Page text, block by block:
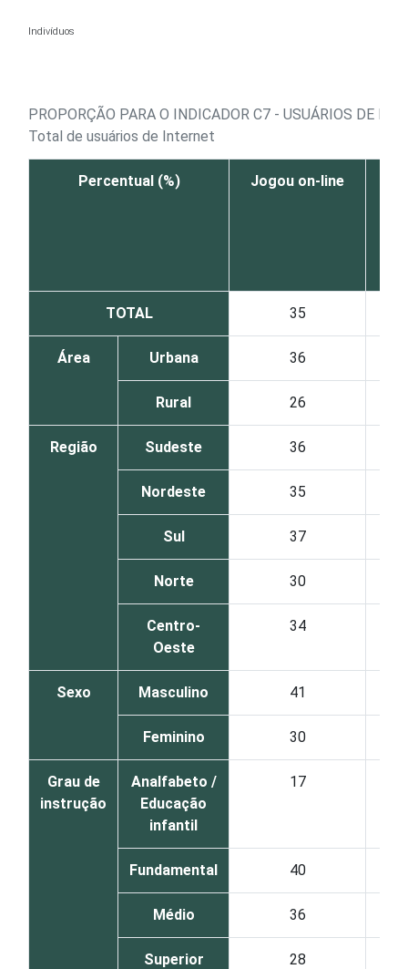
Indivíduos
PROPORÇÃO PARA O INDICADOR C7 - USUÁRIOS DE
Total de usuários de Internet
Percentual (%) Jogou on-line
TOTAL 35
Área Urbana 36
Rural 26
Região Sudeste 36
Nordeste 35
Sul 37
Norte 30
Centro-
Oeste
34
Sexo Masculino 41
Feminino 30
Grau de
instrução
Analfabeto /
Educação
infantil
17
Fundamental 40
Médio 36
Superior 28